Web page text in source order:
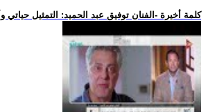
.. كلمة أخيرة -الفنان توفيق عبد الحميد: التمثيل حياتي